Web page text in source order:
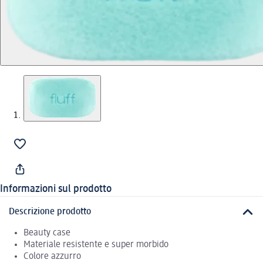
Informazioni sul prodotto
Descrizione prodotto
Beauty case
Materiale resistente e super morbido
Colore azzurro